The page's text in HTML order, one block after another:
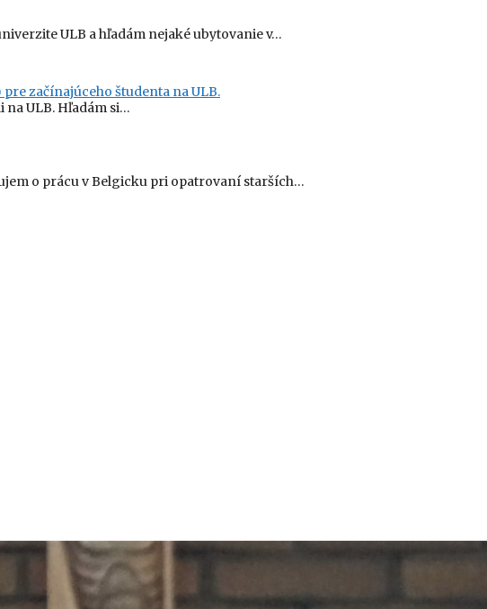
ULB a hľadám nejaké ubytovanie v…
začínajúceho študenta na ULB.
na ULB. Hľadám si…
o prácu v Belgicku pri opatrovaní starších…